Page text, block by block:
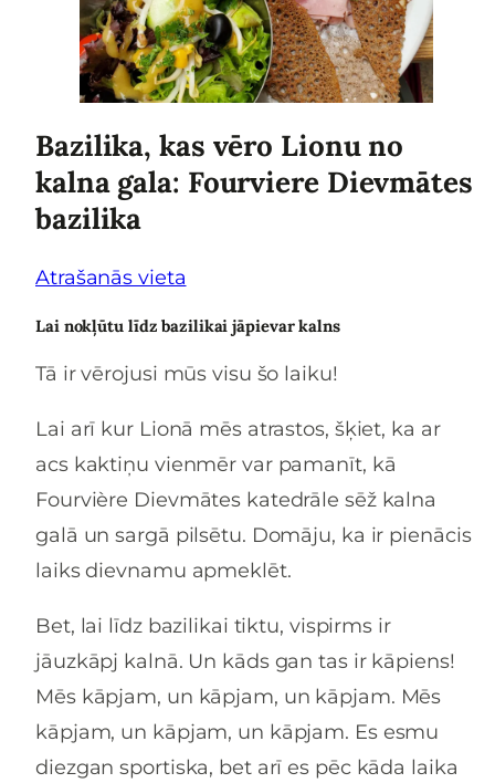
Bazilika, kas vēro Lionu no
kalna gala: Fourviere Dievmātes
bazilika
Atrašanās vieta
Lai nokļūtu līdz bazilikai jāpievar kalns
Tā ir vērojusi mūs visu šo laiku!
Lai arī kur Lionā mēs atrastos, šķiet, ka ar
acs kaktiņu vienmēr var pamanīt, kā
Fourvière Dievmātes katedrāle sēž kalna
galā un sargā pilsētu. Domāju, ka ir pienācis
laiks dievnamu apmeklēt.
Bet, lai līdz bazilikai tiktu, vispirms ir
jāuzkāpj kalnā. Un kāds gan tas ir kāpiens!
Mēs kāpjam, un kāpjam, un kāpjam. Mēs
kāpjam, un kāpjam, un kāpjam. Es esmu
diezgan sportiska, bet arī es pēc kāda laika